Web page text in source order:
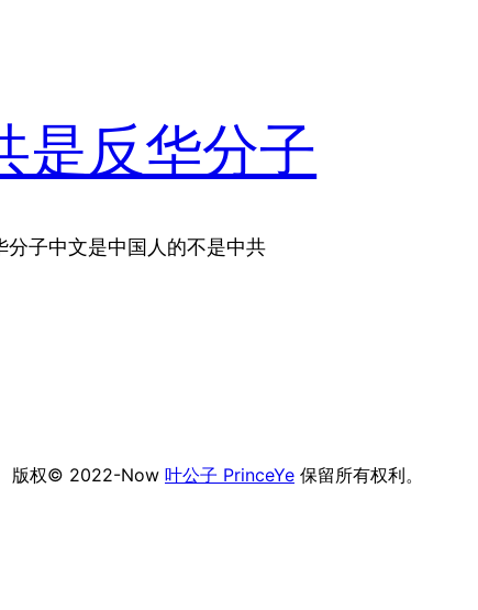
是反华分子
子中文是中国人的不是中共
版权© 2022-Now 叶公子 PrinceYe 保留所有权利。